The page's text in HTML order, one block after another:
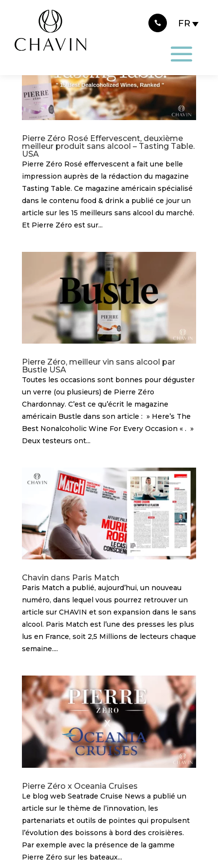
Pierre Zéro Rosé Effervescent, deuxième
meilleur produit sans alcool – Tasting Table.
USA
Pierre Zéro Rosé effervescent a fait une belle
impression auprès de la rédaction du magazine
Tasting Table. Ce magazine américain spécialisé
dans le contenu food & drink a publié ce jour un
article sur les 15 meilleurs sans alcool du marché.
Et Pierre Zéro est sur...
Pierre Zéro, meilleur vin sans alcool par
Bustle USA
Toutes les occasions sont bonnes pour déguster
un verre (ou plusieurs) de Pierre Zéro
Chardonnay. C’est ce qu’écrit le magazine
américain Bustle dans son article : » Here’s The
Best Nonalcoholic Wine For Every Occasion « . »
Deux testeurs ont...
Chavin dans Paris Match
Paris Match a publié, aujourd’hui, un nouveau
numéro, dans lequel vous pourrez retrouver un
article sur CHAVIN et son expansion dans le sans
alcool. Paris Match est l’une des presses les plus
lus en France, soit 2,5 Millions de lecteurs chaque
semaine....
Pierre Zéro x Oceania Cruises
Le blog web Seatrade Cruise News a publié un
article sur le thème de l’innovation, les
partenariats et outils de pointes qui propulsent
l’évolution des boissons à bord des croisières.
Par exemple avec la présence de la gamme
Pierre Zéro sur les bateaux...